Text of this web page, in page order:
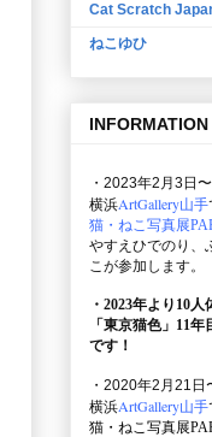
Cat Scratch
ねこゆひ
INFORMATION
・2023年2月3日
横浜ArtGallery山手
猫・ねこ写真展
やすえひでのり、
こが参加します。
・2023年より10
「東京猫色」 11年
です！
・2020年2月21日
横浜ArtGallery山手
猫・ねこ写真展